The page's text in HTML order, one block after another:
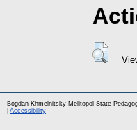
Bogdan Khmelnitsky Melitopol State
Accessibility